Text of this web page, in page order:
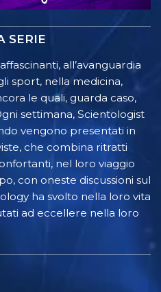
SERIE
all’avanguardia
sport, nella medicina,
le quali, guarda caso,
settimana, Scientologist
vengono presentati in
che combina ritratti
nel loro viaggio
con oneste discussioni sul
ha svolto nella loro vita
ad eccellere nella loro